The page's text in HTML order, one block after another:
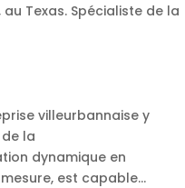
Texas. Spécialiste de la
villeurbannaise y
la
dynamique en
est capable…